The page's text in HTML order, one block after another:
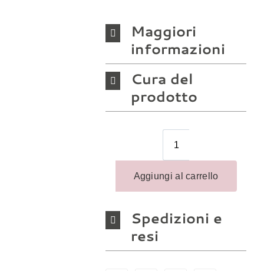
Maggiori
informazioni
Cura del
prodotto
Spedizioni e
resi